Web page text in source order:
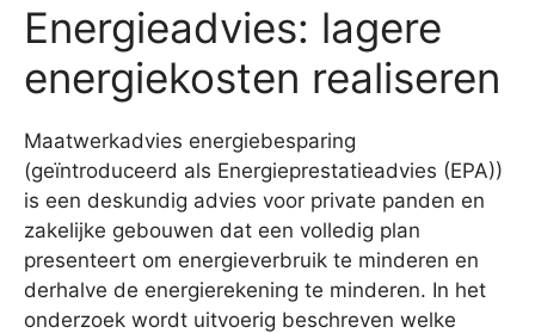
Energieadvies: lagere
energiekosten realiseren
Maatwerkadvies energiebesparing
(geïntroduceerd als Energieprestatieadvies (EPA))
is een deskundig advies voor private panden en
zakelijke gebouwen dat een volledig plan
presenteert om energieverbruik te minderen en
derhalve de energierekening te minderen. In het
onderzoek wordt uitvoerig beschreven welke